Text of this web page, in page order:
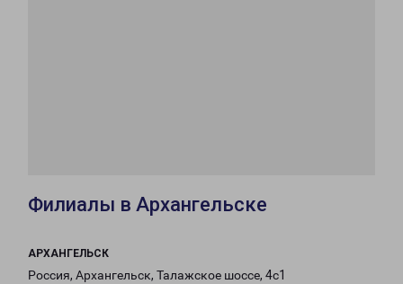
Филиалы в Архангельске
АРХАНГЕЛЬСК
Россия, Архангельск, Талажское шоссе, 4с1